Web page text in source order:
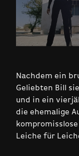
Nachdem ein
Geliebten Bill
und in ein
die ehemalige
Leiche für